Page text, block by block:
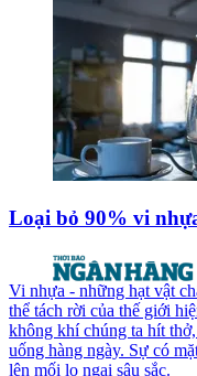
Loại bỏ 90% vi
Vi nhựa - những hạt vật
thể tách rời của thế giới
không khí chúng ta hít
uống hàng ngày. Sự có
lên mối lo ngại sâu sắc.